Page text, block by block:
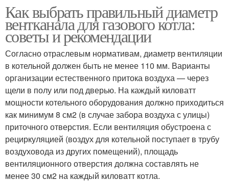
Как выбрать правильный диаметр
вентканала для газового котла:
советы и рекомендации
Согласно отраслевым нормативам, диаметр вентиляции
в котельной должен быть не менее 110 мм. Варианты
организации естественного притока воздуха — через
щели в полу или под дверью. На каждый киловатт
мощности котельного оборудования должно приходиться
как минимум 8 см2 (в случае забора воздуха с улицы)
приточного отверстия. Если вентиляция обустроена с
рециркуляцией (воздух для котельной поступает в трубу
воздуховода из других помещений), площадь
вентиляционного отверстия должна составлять не
менее 30 см2 на каждый киловатт котла.